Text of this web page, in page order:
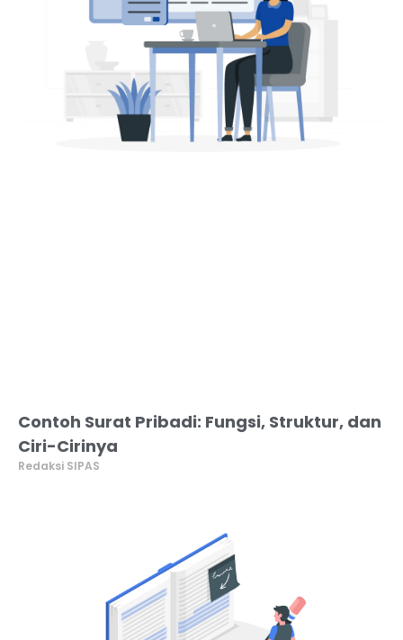
Contoh Surat Pribadi: Fungsi, Struktur, dan
Ciri-Cirinya
Redaksi SIPAS